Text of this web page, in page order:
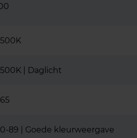
| Daglicht
89 | Goede kleurweergave